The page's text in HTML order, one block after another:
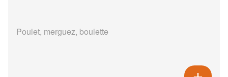
Poulet, merguez, boulette